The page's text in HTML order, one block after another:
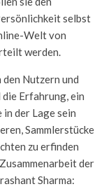
selbst
Welt von
werden.
Nutzern und
Erfahrung, ein
in der Lage sein
Sammlerstücke
zu erfinden
der
Sharma: